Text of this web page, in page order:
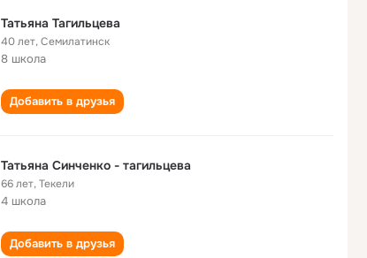
Татьяна Тагильцева
40 лет,Семилатинск
8 школа
Добавить в друзья
Татьяна Синченко - тагильцева
66 лет,Текели
4 школа
Добавить в друзья